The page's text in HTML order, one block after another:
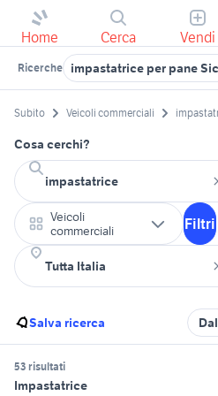
Home Cerca Vendi
Ricerche impastatrice per pane
Subito Veicoli commerciali
Cosa cerchi?
Veicoli
commerciali
Filtri
Salva ricerca
53 risultati
Impastatrice